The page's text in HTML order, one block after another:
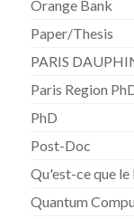
Orange Bank
Paper/Thesis
PARIS
Paris Region
PhD
Post-Doc
Qu'est-ce que le
Quantum